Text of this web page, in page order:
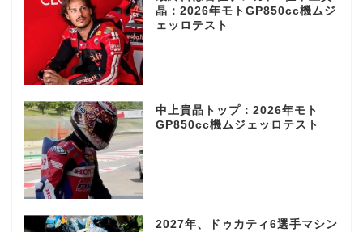
晶：2026年モトGP850cc機ムジ
ェッロテスト
中上貴晶トップ：2026年モト
GP850cc機ムジェッロテスト
2027年、ドゥカティ6選手マシン